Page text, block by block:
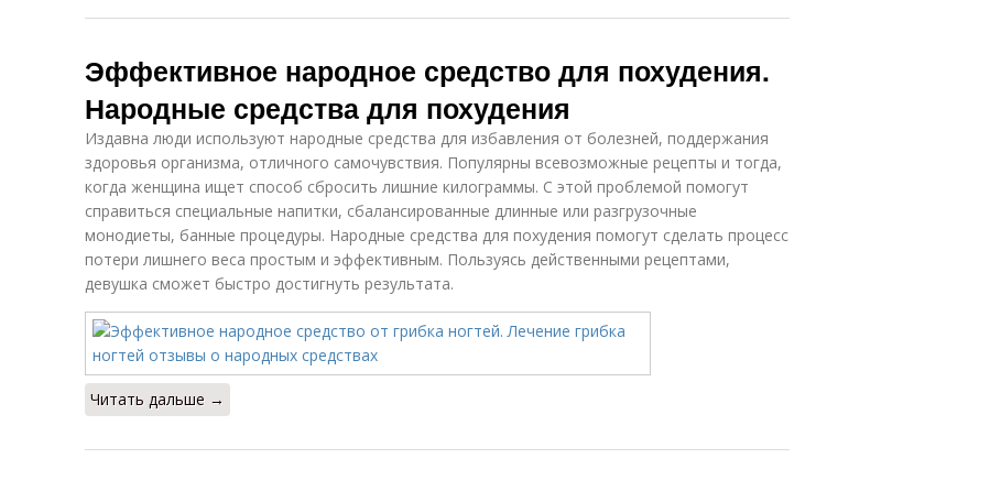
Эффективное народное средство для похудения.
Народные средства для похудения
Издавна люди используют народные средства для избавления от болезней, поддержания
здоровья организма, отличного самочувствия. Популярны всевозможные рецепты и тогда,
когда женщина ищет способ сбросить лишние килограммы. С этой проблемой помогут
справиться специальные напитки, сбалансированные длинные или разгрузочные
монодиеты, банные процедуры. Народные средства для похудения помогут сделать процесс
потери лишнего веса простым и эффективным. Пользуясь действенными рецептами,
девушка сможет быстро достигнуть результата.
Читать дальше →